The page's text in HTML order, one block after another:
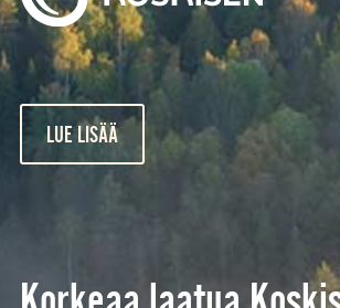
LUE LISÄÄ